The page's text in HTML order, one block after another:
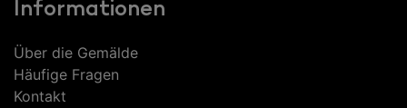
Informationen
Über die Gemälde
Häufige Fragen
Kontakt